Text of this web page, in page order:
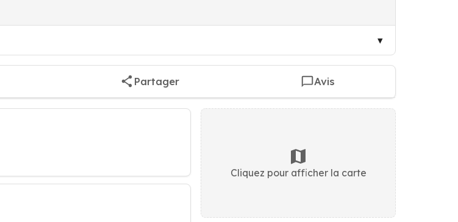
Partager Avis
Cliquez pour afficher la carte